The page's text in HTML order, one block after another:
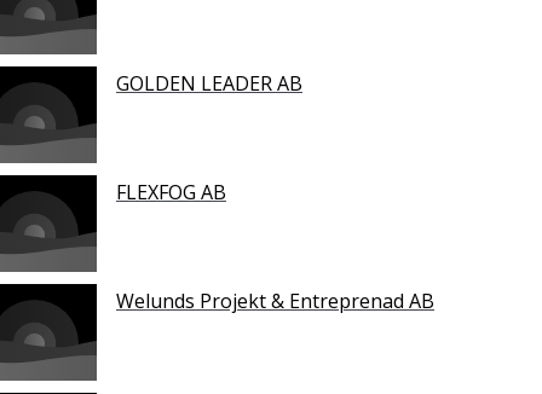
GOLDEN LEADER AB
FLEXFOG AB
Welunds Projekt & Entreprenad AB